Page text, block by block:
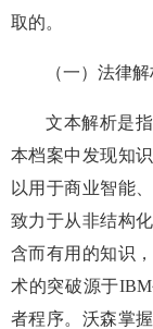
取的。
（一）法律
文本解析是
本档案中发现知
以用于商业智能
致力于从非结构
含而有用的知识
术的突破源于
者程序。沃森掌